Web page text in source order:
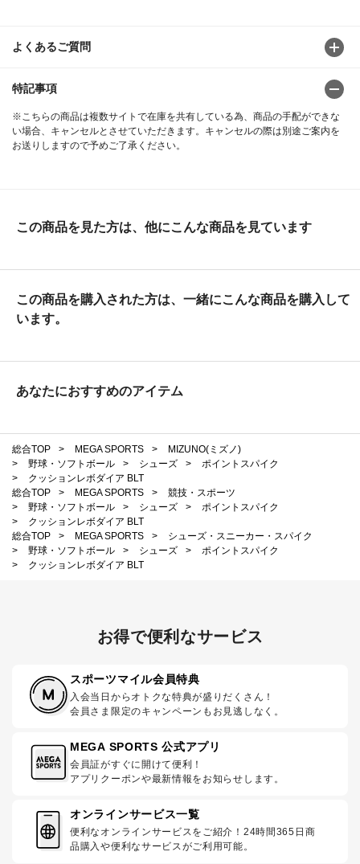
よくあるご質問
特記事項
※こちらの商品は複数サイトで在庫を共有している為、商品の手配ができな
い場合、キャンセルとさせていただきます。キャンセルの際は別途ご案内を
お送りしますので予めご了承ください。
この商品を見た方は、他にこんな商品を見ています
この商品を購入された方は、一緒にこんな商品を購入して
います。
あなたにおすすめのアイテム
総合TOP > MEGA SPORTS >
MIZUNO(ミズノ)
>
野球・ソフトボール > シューズ >
ポイントスパイク
>
クッションレボダイア BLT
総合TOP
> MEGA SPORTS >
競技・スポーツ
>
野球・ソフトボール > シューズ >
ポイントスパイク
>
クッションレボダイア BLT
総合TOP
> MEGA SPORTS >
シューズ・スニーカー・スパイク
>
野球・ソフトボール > シューズ >
ポイントスパイク
>
クッションレボダイア BLT
お得で便利なサービス
スポーツマイル会員特典
入会当日からオトクな特典が盛りだくさん！
会員さま限定のキャンペーンもお見逃しなく。
MEGA SPORTS 公式アプリ
会員証がすぐに開けて便利！
アプリクーポンや最新情報をお知らせします。
オンラインサービス一覧
便利なオンラインサービスをご紹介！24時間365日商
品購入や便利なサービスがご利用可能。